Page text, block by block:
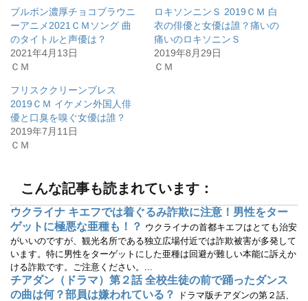
て
T
w
i
t
t
e
有
(
新
し
い
ウ
ィ
き
ま
す
)
o
o
k
で
共
有
す
ク
ッ
ク
し
て
く
し
い
ウ
ィ
ン
ド
ウ
で
開
き
ま
す
)
ブルボン濃厚チョコブラウニ
ーアニメ2021ＣＭソング 曲
のタイトルと声優は？
2021年4月13日
ＣＭ
ロキソンニンＳ 2019ＣＭ 白
衣の俳優と女優は誰？痛いの
痛いのロキソニンＳ
2019年8月29日
ＣＭ
フリスククリーンブレス
2019ＣＭ イケメン外国人俳
優と口臭を嗅ぐ女優は誰？
2019年7月11日
ＣＭ
こんな記事も読まれています：
ウクライナ キエフでは着ぐるみ詐欺に注意！男性をター
ゲットに極悪な亜種も！？ ウクライナの首都キエフはとても治安
がいいのですが、観光名所である独立広場付近では詐欺被害が多発して
います。特に男性をターゲットにした亜種は回避が難しい本能に訴えか
ける詐欺です。ご注意ください。...
チアダン（ドラマ）第２話 全校生徒の前で踊ったダンス
の曲は何？部員は嫌われている？
ドラマ版チアダンの第２話、